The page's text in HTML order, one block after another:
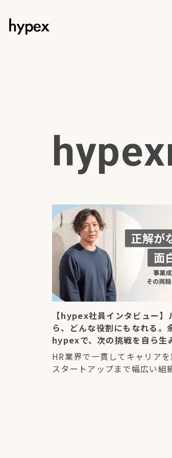
【hypex社員インタビュー】
ら、どんな役割にもなれる。
hypexで、次の挑戦を自ら生
HR業界で一貫してキャリア
スタートアップまで幅広い組